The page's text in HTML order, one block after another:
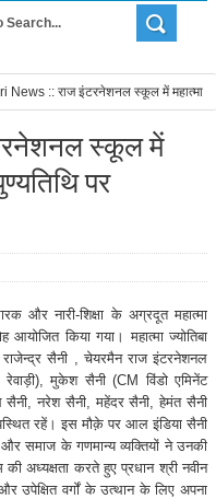
News :: राज इंटरनेशनल स्कूल में महात्मा
स्कूल में
पर
और नारी-शिक्षा के अग्रदूत महात्मा
आयोजित किया गया। महात्मा ज्योतिबा
सैनी , चेयरमैन राज इंटरनेशनल
मुकेश सैनी (CM विंडो एमिनेंट
सैनी, नरेश सैनी, महेंदर सैनी, हेमंत सैनी
रहें। इस मौक़े पर आल इंडिया सैनी
और समाज के गणमान्य व्यक्तियों ने उनकी
की अध्यक्षता करते हुए प्रधान श्री नवीन
उपेक्षित वर्गों के उत्थान के लिए अपना